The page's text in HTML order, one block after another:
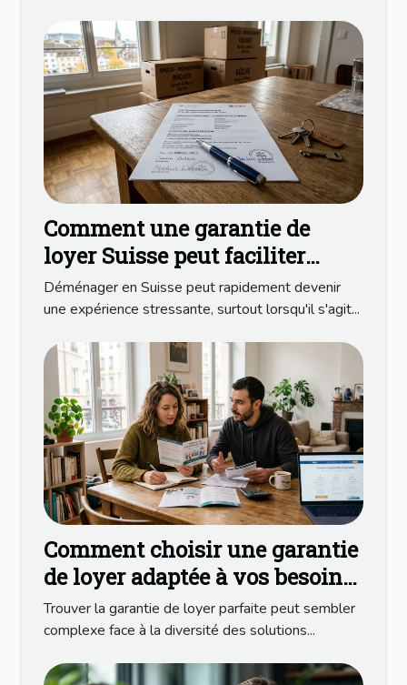
Comment une garantie de
loyer Suisse peut faciliter
votre déménagement
Déménager en Suisse peut rapidement devenir
une expérience stressante, surtout lorsqu'il s'agit...
Comment choisir une garantie
de loyer adaptée à vos besoins
?
Trouver la garantie de loyer parfaite peut sembler
complexe face à la diversité des solutions...